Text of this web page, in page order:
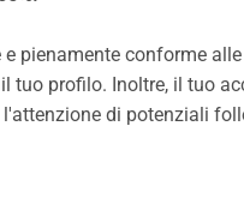
e pienamente conforme
tuo profilo. Inoltre, il tuo
di potenziali